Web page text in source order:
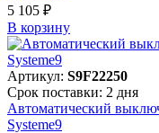
5 105 ₽
В корзинy
Артикул: S9F22250
Срок поставки: 2 дня
Автоматический
Systeme9